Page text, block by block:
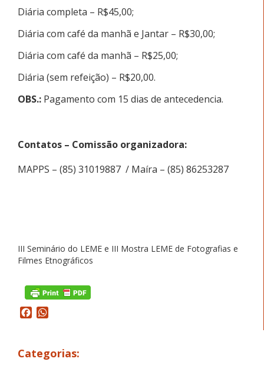
Diária completa – R$45,00;
Diária com café da manhã e Jantar – R$30,00;
Diária com café da manhã – R$25,00;
Diária (sem refeição) – R$20,00.
OBS.: Pagamento com 15 dias de antecedencia.
Contatos – Comissão organizadora:
MAPPS – (85) 31019887 / Maíra – (85) 86253287
III Seminário do LEME e III Mostra LEME de Fotografias e
Filmes Etnográficos
Facebook
Categorias: